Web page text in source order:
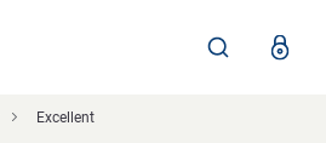
Excellent